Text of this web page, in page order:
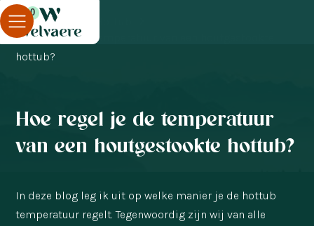
0
Blog
Hoe regel je de temperatuur van een houtgestookte
hottub?
Hoe regel je de temperatuur
van een houtgestookte hottub?
In deze blog leg ik uit op welke manier je de hottub
temperatuur regelt. Tegenwoordig zijn wij van alle